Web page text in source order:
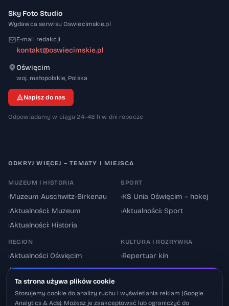
Sky Foto Studio
Wydawca serwisu Oswiecimskie.pl
E-mail redakcji
kontakt@oswiecimskie.pl
Oświęcim
woj. małopolskie, 32-600
Polska
Napisz do nas
Odpowiadamy w ciągu 24–48 h w dni robocze
ODKRYJ WIĘCEJ – TEMATY I MIEJSCA
MUZEUM I HISTORIA
›Muzeum Auschwitz-Birkenau
›Aktualności: Muzeum
›Aktualności: Historia
SPORT
›KS Unia Oświęcim – hokej
›Aktualności: Sport
REGION
›Aktualności Oświęcim
›Powiat oświęcimski
Utrudnienia drogowe
KULTURA I ROZRYWKA
›Repertuar kin
›Aktualności: Kultura
Ta strona używa plików cookie
Stosujemy cookie do analizy ruchu i wyświetlania reklam (Google
Analytics & Ads). Możesz je zaakceptować lub ograniczyć do